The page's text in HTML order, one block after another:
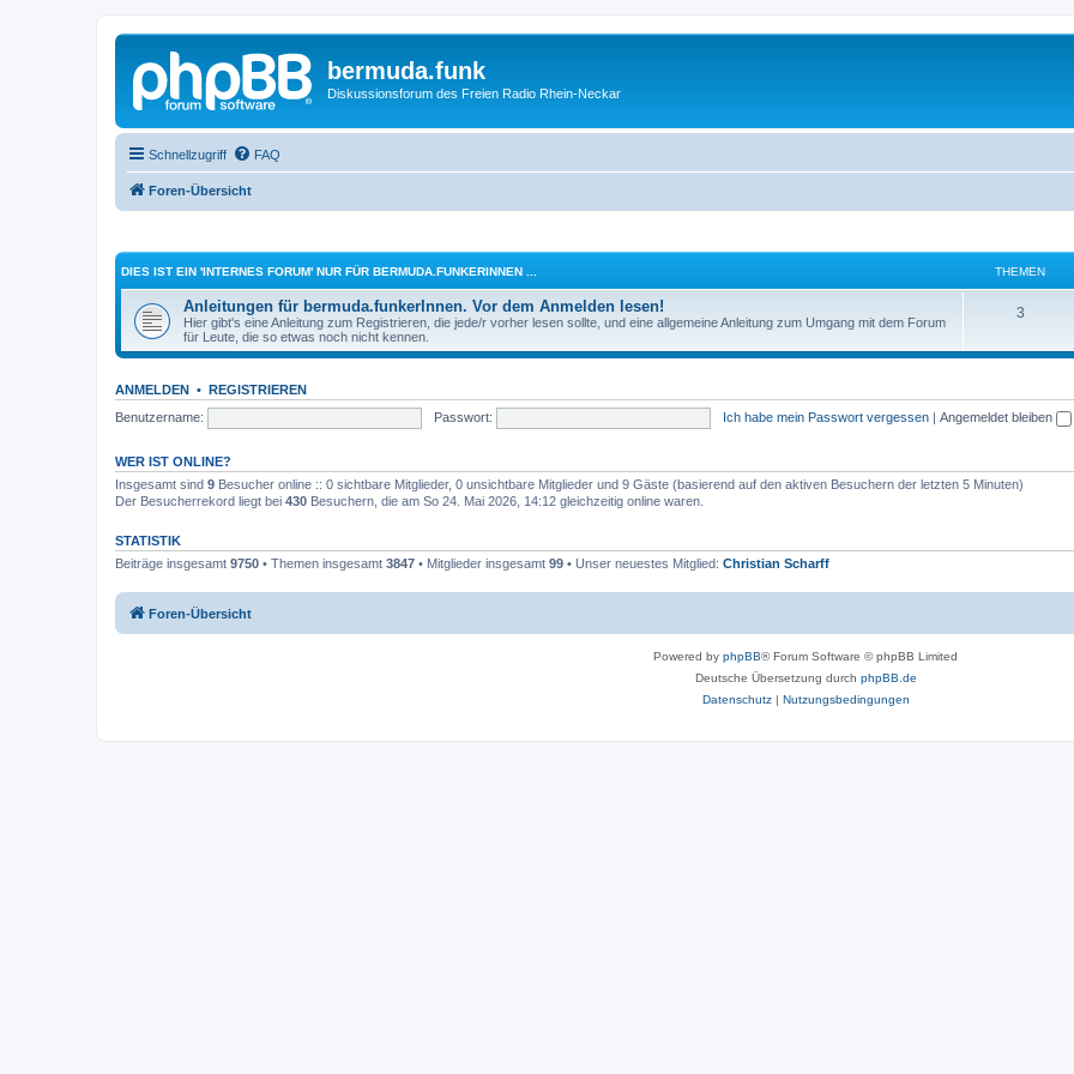
bermuda.funk
Diskussionsforum des Freien Radio Rhein-Neckar
Schnellzugriff FAQ
Foren-Übersicht
DIES IST EIN 'INTERNES FORUM' NUR FÜR BERMUDA.FUNKERINNEN ... THEMEN
Anleitungen für bermuda.funkerInnen. Vor dem Anmelden lesen!
Hier gibt's eine Anleitung zum Registrieren, die jede/r vorher lesen sollte, und eine allgemeine Anleitung zum Umgang mit dem Forum
für Leute, die so etwas noch nicht kennen.
3
ANMELDEN • REGISTRIEREN
Benutzername:
Passwort: Ich habe mein Passwort vergessen | Angemeldet bleiben
WER IST ONLINE?
Insgesamt sind 9 Besucher online :: 0 sichtbare Mitglieder, 0 unsichtbare Mitglieder und 9 Gäste (basierend auf den aktiven Besuchern der letzten 5 Minuten)
Der Besucherrekord liegt bei 430 Besuchern, die am So 24. Mai 2026, 14:12 gleichzeitig online waren.
STATISTIK
Beiträge insgesamt 9750 • Themen insgesamt 3847 • Mitglieder insgesamt 99 • Unser neuestes Mitglied: Christian Scharff
Foren-Übersicht
Powered by phpBB® Forum Software © phpBB Limited
Deutsche Übersetzung durch phpBB.de
Datenschutz| Nutzungsbedingungen